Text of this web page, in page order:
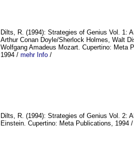
Dilts, R. (1994): Strategies of Genius Vol. 1:
Arthur Conan Doyle/Sherlock Holmes, Walt
Wolfgang Amadeus Mozart. Cupertino: Meta
1994 / mehr Info /
Dilts, R. (1994): Strategies of Genius Vol. 2:
Einstein. Cupertino: Meta Publications, 1994